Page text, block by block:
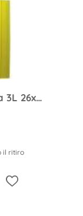
Cartellina con elastico Croma 3L 26x35 colori ass. lucido
il ritiro